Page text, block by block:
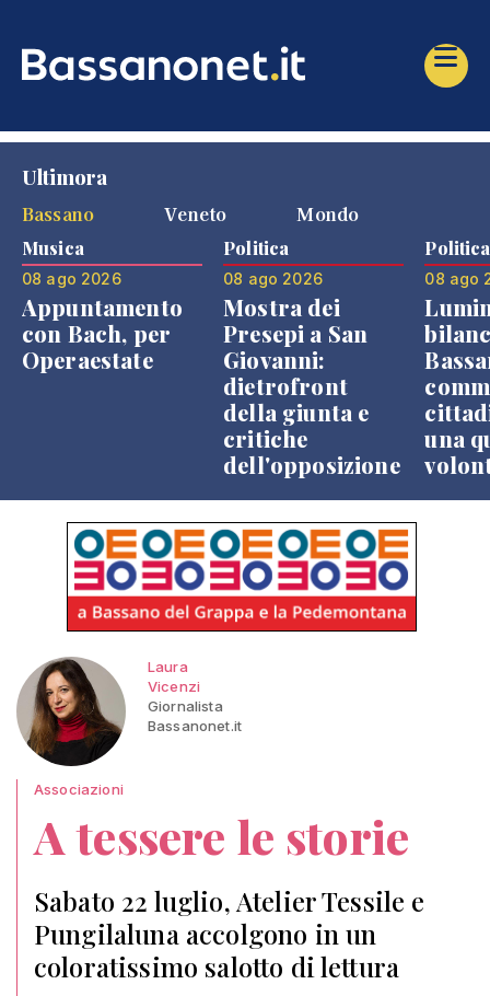
Ultimora
Bassano
Veneto Mondo
Musica
08 ago 2026
Appuntamento
con Bach, per
Operaestate
Politica
08 ago 2026
Mostra dei
Presepi a San
Giovanni:
dietrofront
della giunta e
critiche
dell'opposizione
Politica
08 ago
una
Laura
Vicenzi
Giornalista
Bassanonet.it
Associazioni
A tessere le storie
Sabato 22 luglio, Atelier Tessile e
Pungilaluna accolgono in un
coloratissimo salotto di lettura